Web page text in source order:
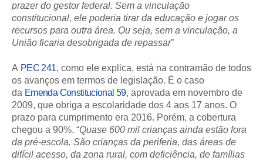
prazer do gestor federal. Sem a vinculação
constitucional, ele poderia tirar da educação e jogar os
recursos para outra área. Ou seja, sem a vinculação, a
União ficaria desobrigada de repassar”
A PEC 241, como ele explica, está na contramão de todos
os avanços em termos de legislação. É o caso
da Emenda Constitucional 59, aprovada em novembro de
2009, que obriga a escolaridade dos 4 aos 17 anos. O
prazo para cumprimento era 2016. Porém, a cobertura
chegou a 90%. “Quase 600 mil crianças ainda estão fora
da pré-escola. São crianças da periferia, das áreas de
difícil acesso, da zona rural, com deficiência, de famílias